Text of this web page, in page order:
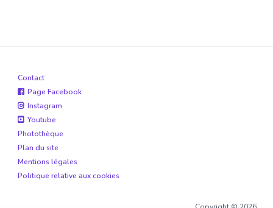
Contact
Page Facebook
Instagram
Youtube
Photothèque
Plan du site
Mentions légales
Politique relative aux cookies